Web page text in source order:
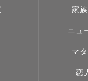
つも勉強を教えて
敵な人たちに支え
家
ニュ
マ
恋